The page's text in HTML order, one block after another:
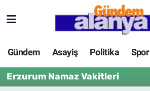
Gündem Asayiş Politika Spor
Erzurum Namaz Vakitleri